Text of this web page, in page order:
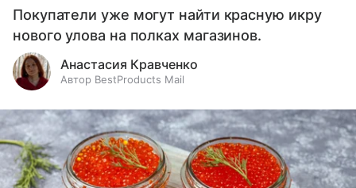
Покупатели уже могут найти красную икру
нового улова на полках магазинов.
Анастасия Кравченко
Автор BestProducts Mail